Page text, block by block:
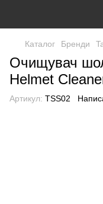
Каталог Бренди
Очищувач
Helmet
Артикул: TSS02